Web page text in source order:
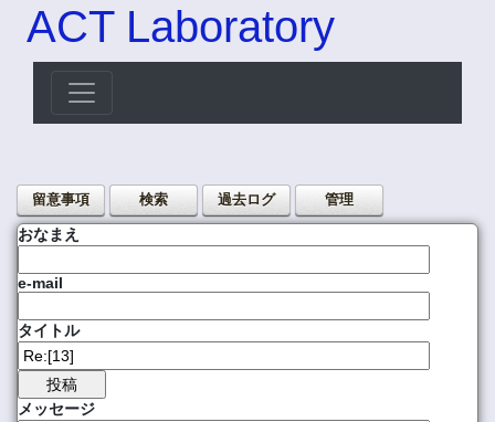
ACT Laboratory
留意事項 検索 過去ログ 管理
おなまえ
e-mail
タイトル
メッセージ